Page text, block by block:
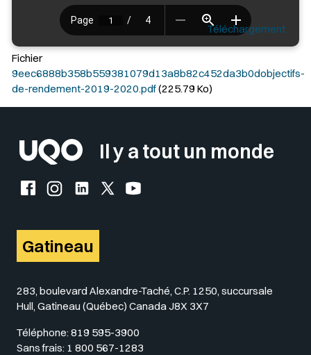
Téléchargement
Fichier
9eec6888b358b559381079d13a8b82c452da3b0dobjectifs-
de-rendement-2019-2020.pdf(225.79 Ko)
Il y a tout un monde
Facebook de l'UQO
Instagram de l'UQO
LinkedIn de l'UQO
X (Twitter) de l'UQO
YouTube de l'UQO
Gatineau
283, boulevard Alexandre-Taché, C.P. 1250, succursale
Hull, Gatineau (Québec) Canada J8X 3X7
Téléphone: 819 595-3900
Sans frais: 1 800 567-1283